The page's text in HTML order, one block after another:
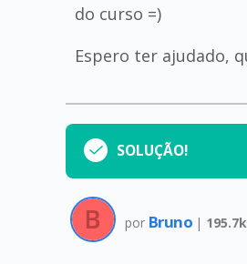
do curso =)
Espero ter ajudado,
SOLUÇÃO!
por Bruno | 195.7k